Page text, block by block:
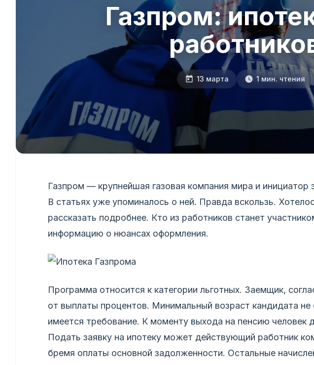
Газпром:
13 марта 1 мин. чтения
Газпром — крупнейшая газовая компания мира и инициатор
В статьях уже упоминалось о ней. Правда вскользь.
рассказать подробнее. Кто из работников станет
информацию о нюансах оформления.
Программа относится к категории льготных. Заемщик,
от выплаты процентов. Минимальный возраст кандидата не
имеется требование. К моменту выхода на пенсию человек
Подать заявку на ипотеку может действующий работник
бремя оплаты основной задолженности. Остальные